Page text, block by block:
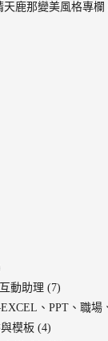
天鹿那變美風格專欄
動助理 (7)
、PPT、職場
模板 (4)